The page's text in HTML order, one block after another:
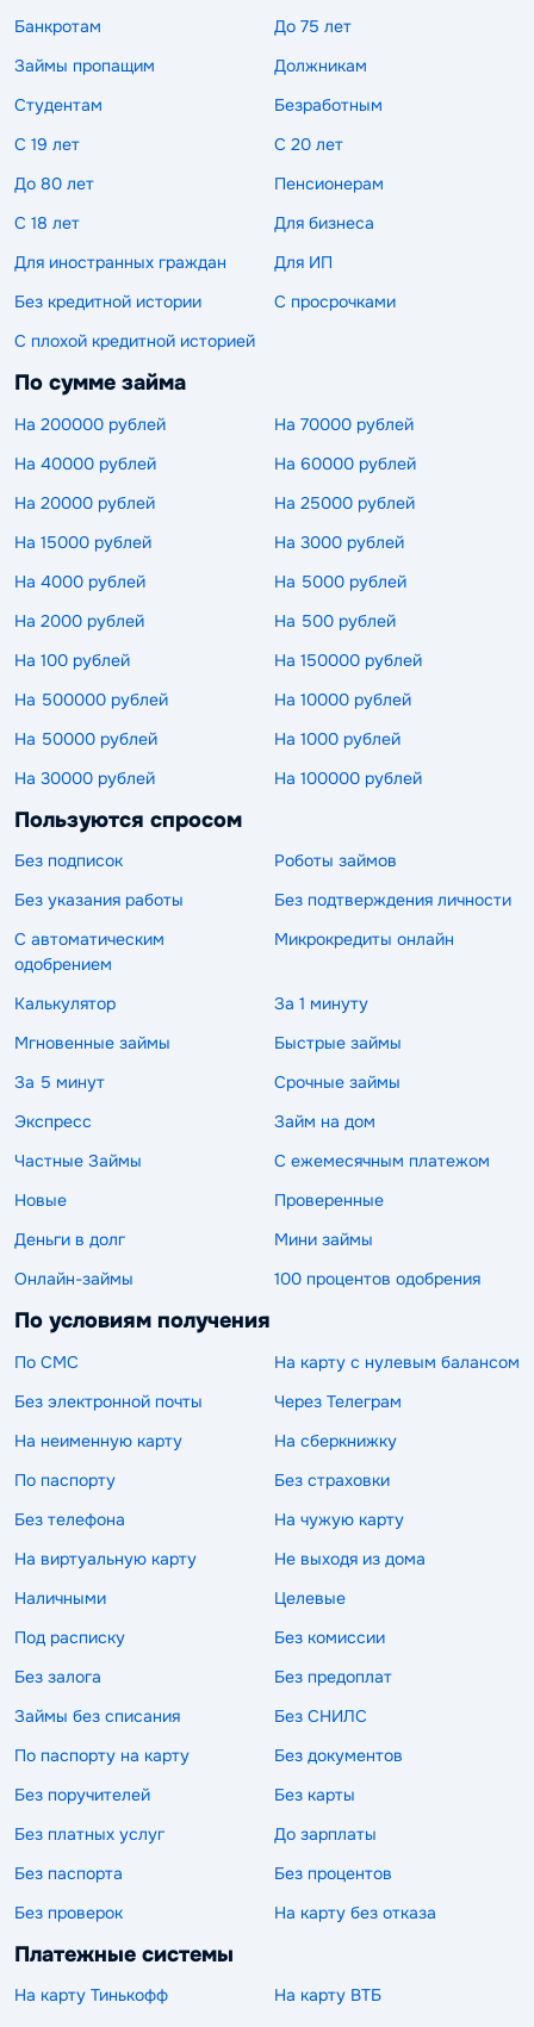
Банкротам
До 75 лет
Займы пропащим
Должникам
Студентам
Безработным
С 19 лет
С 20 лет
До 80 лет
Пенсионерам
С 18 лет
Для бизнеса
Для иностранных граждан
Для ИП
Без кредитной истории
С просрочками
С плохой кредитной историей
По сумме займа
На 200000 рублей
На 70000 рублей
На 40000 рублей
На 60000 рублей
На 20000 рублей
На 25000 рублей
На 15000 рублей
На 3000 рублей
На 4000 рублей
На 5000 рублей
На 2000 рублей
На 500 рублей
На 100 рублей
На 150000 рублей
На 500000 рублей
На 10000 рублей
На 50000 рублей
На 1000 рублей
На 30000 рублей
На 100000 рублей
Пользуются спросом
Без подписок
Роботы займов
Без указания работы
Без подтверждения личности
С автоматическим
одобрением
Микрокредиты онлайн
Калькулятор
За 1 минуту
Мгновенные займы
Быстрые займы
За 5 минут
Срочные займы
Экспресс
Займ на дом
Частные Займы
С ежемесячным платежом
Новые
Проверенные
Деньги в долг
Мини займы
Онлайн-займы
100 процентов одобрения
По условиям получения
По СМС
На карту с нулевым балансом
Без электронной почты
Через Телеграм
На неименную карту
На сберкнижку
По паспорту
Без страховки
Без телефона
На чужую карту
На виртуальную карту
Не выходя из дома
Наличными
Целевые
Под расписку
Без комиссии
Без залога
Без предоплат
Займы без списания
Без СНИЛС
По паспорту на карту
Без документов
Без поручителей
Без карты
Без платных услуг
До зарплаты
Без паспорта
Без процентов
Без проверок
На карту без отказа
Платежные системы
На карту Тинькофф
На карту ВТБ